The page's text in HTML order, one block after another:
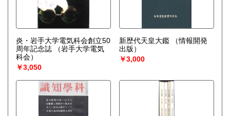
炎・岩手大学電気科会創立50
周年記念誌
（岩手大学電気
科会）
￥3,050
新歴代天皇大鑑
（情報開発
出版）
￥3,000